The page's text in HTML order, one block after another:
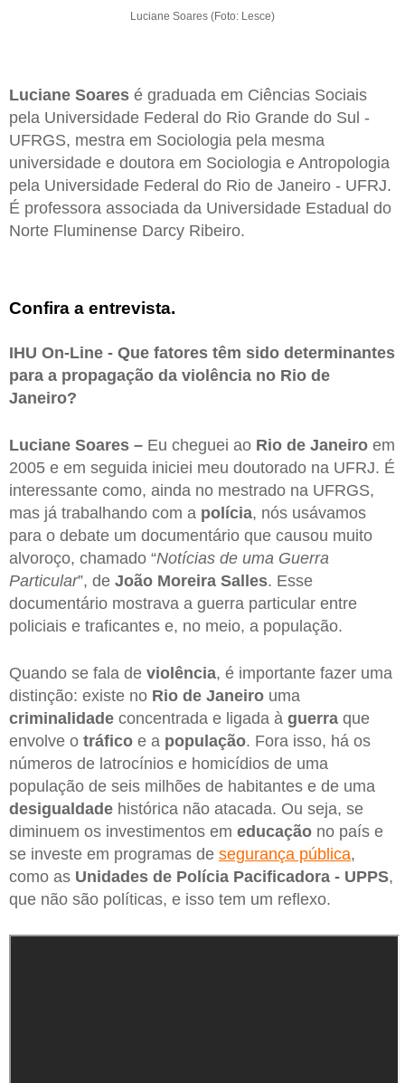
Luciane Soares (Foto: Lesce)
Luciane Soares é graduada em Ciências Sociais
pela Universidade Federal do Rio Grande do Sul -
UFRGS, mestra em Sociologia pela mesma
universidade e doutora em Sociologia e Antropologia
pela Universidade Federal do Rio de Janeiro - UFRJ.
É professora associada da Universidade Estadual do
Norte Fluminense Darcy Ribeiro.
Confira a entrevista.
IHU On-Line - Que fatores têm sido determinantes
para a propagação da violência no Rio de
Janeiro?
Luciane Soares – Eu cheguei ao Rio de Janeiro em
2005 e em seguida iniciei meu doutorado na UFRJ. É
interessante como, ainda no mestrado na UFRGS,
mas já trabalhando com a polícia, nós usávamos
para o debate um documentário que causou muito
alvoroço, chamado “Notícias de uma Guerra
Particular”, de João Moreira Salles. Esse
documentário mostrava a guerra particular entre
policiais e traficantes e, no meio, a população.
Quando se fala de violência, é importante fazer uma
distinção: existe no Rio de Janeiro uma
criminalidade concentrada e ligada à guerra que
envolve o tráfico e a população. Fora isso, há os
números de latrocínios e homicídios de uma
população de seis milhões de habitantes e de uma
desigualdade histórica não atacada. Ou seja, se
diminuem os investimentos em educação no país e
se investe em programas de segurança pública,
como as Unidades de Polícia Pacificadora - UPPS,
que não são políticas, e isso tem um reflexo.